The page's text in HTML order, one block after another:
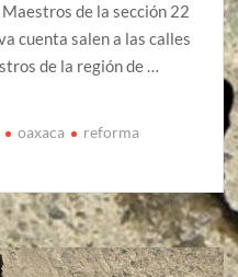
de la sección 22
cuenta salen a las calles
de la región de …
oaxaca
reforma